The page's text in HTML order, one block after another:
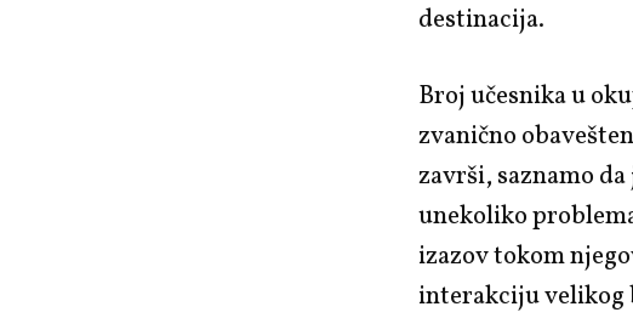
destinacija.
Broj učesnika u
zvanično
završi, saznamo
unekoliko
izazov tokom
interakciju